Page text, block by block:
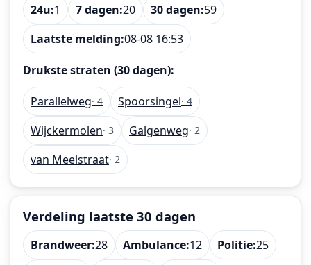
24u:1 7 dagen:20 30 dagen:59
Laatste melding:08-08 16:53
Drukste straten (30 dagen):
Parallelweg· 4 Spoorsingel· 4
Wijckermolen· 3 Galgenweg· 2
van Meelstraat· 2
Verdeling laatste 30 dagen
Brandweer:28 Ambulance:12 Politie:25